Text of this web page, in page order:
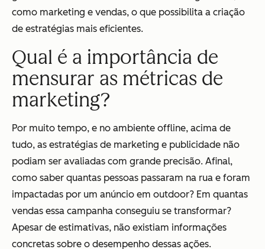
como marketing e vendas, o que possibilita a criação
de estratégias mais eficientes.
Qual é a importância de
mensurar as métricas de
marketing?
Por muito tempo, e no ambiente offline, acima de
tudo, as estratégias de marketing e publicidade não
podiam ser avaliadas com grande precisão. Afinal,
como saber quantas pessoas passaram na rua e foram
impactadas por um anúncio em outdoor? Em quantas
vendas essa campanha conseguiu se transformar?
Apesar de estimativas, não existiam informações
concretas sobre o desempenho dessas ações.